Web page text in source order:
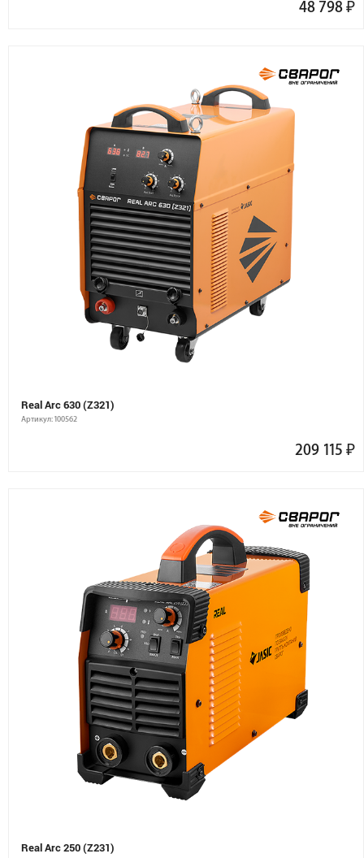
48 798₽
Real Arc 630 (Z321)
Артикул: 100562
209 115 ₽
Real Arc 250 (Z231)